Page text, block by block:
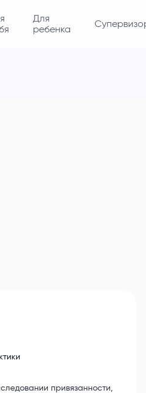
Для
ребенка
привязанности,